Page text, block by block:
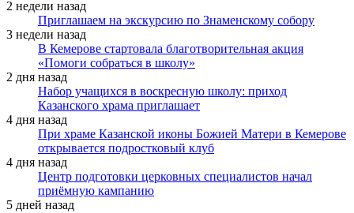
2 недели назад
Приглашаем на экскурсию по Знаменскому собору
3 недели назад
В Кемерове стартовала благотворительная акция
«Помоги собраться в школу»
2 дня назад
Набор учащихся в воскресную школу: приход
Казанского храма приглашает
4 дня назад
При храме Казанской иконы Божией Матери в Кемерове
открывается подростковый клуб
4 дня назад
Центр подготовки церковных специалистов начал
приёмную кампанию
5 дней назад